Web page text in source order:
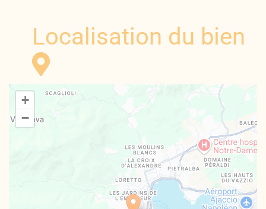
Localisation du bien
+
−